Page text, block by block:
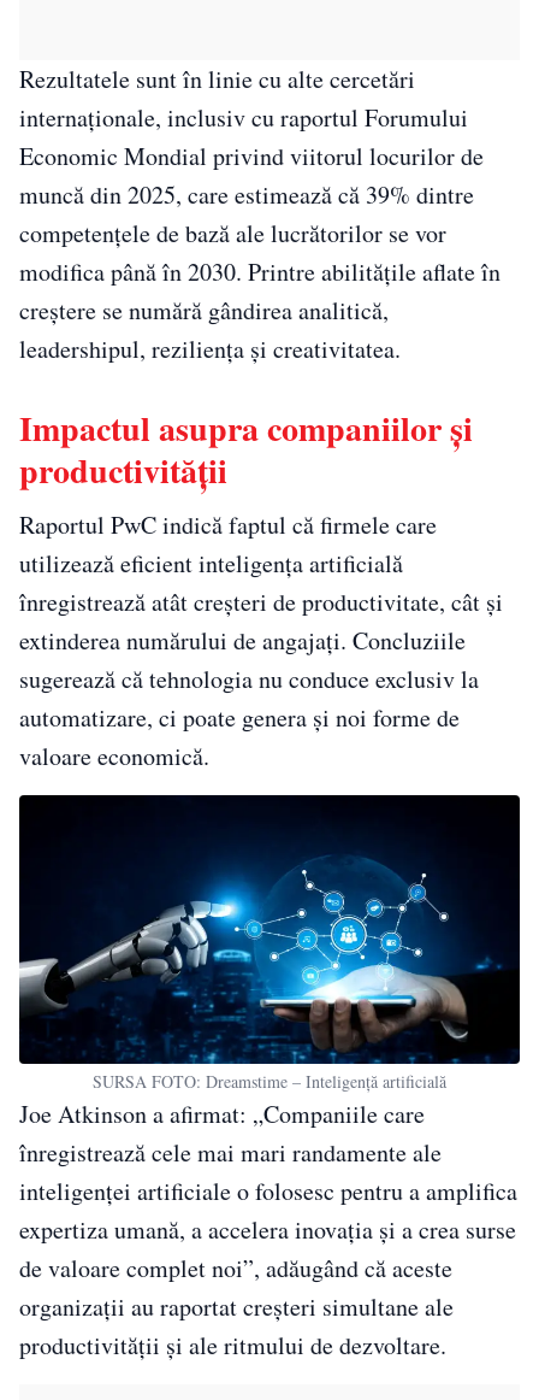
Rezultatele sunt în linie cu alte cercetări
internaționale, inclusiv cu raportul Forumului
Economic Mondial privind viitorul locurilor de
muncă din 2025, care estimează că 39% dintre
competențele de bază ale lucrătorilor se vor
modifica până în 2030. Printre abilitățile aflate în
creștere se numără gândirea analitică,
leadershipul, reziliența și creativitatea.
Impactul asupra companiilor și
productivității
Raportul PwC indică faptul că firmele care
utilizează eficient inteligența artificială
înregistrează atât creșteri de productivitate, cât și
extinderea numărului de angajați. Concluziile
sugerează că tehnologia nu conduce exclusiv la
automatizare, ci poate genera și noi forme de
valoare economică.
SURSA FOTO: Dreamstime – Inteligență artificială
Joe Atkinson a afirmat: „Companiile care
înregistrează cele mai mari randamente ale
inteligenței artificiale o folosesc pentru a amplifica
expertiza umană, a accelera inovația și a crea surse
de valoare complet noi”, adăugând că aceste
organizații au raportat creșteri simultane ale
productivității și ale ritmului de dezvoltare.